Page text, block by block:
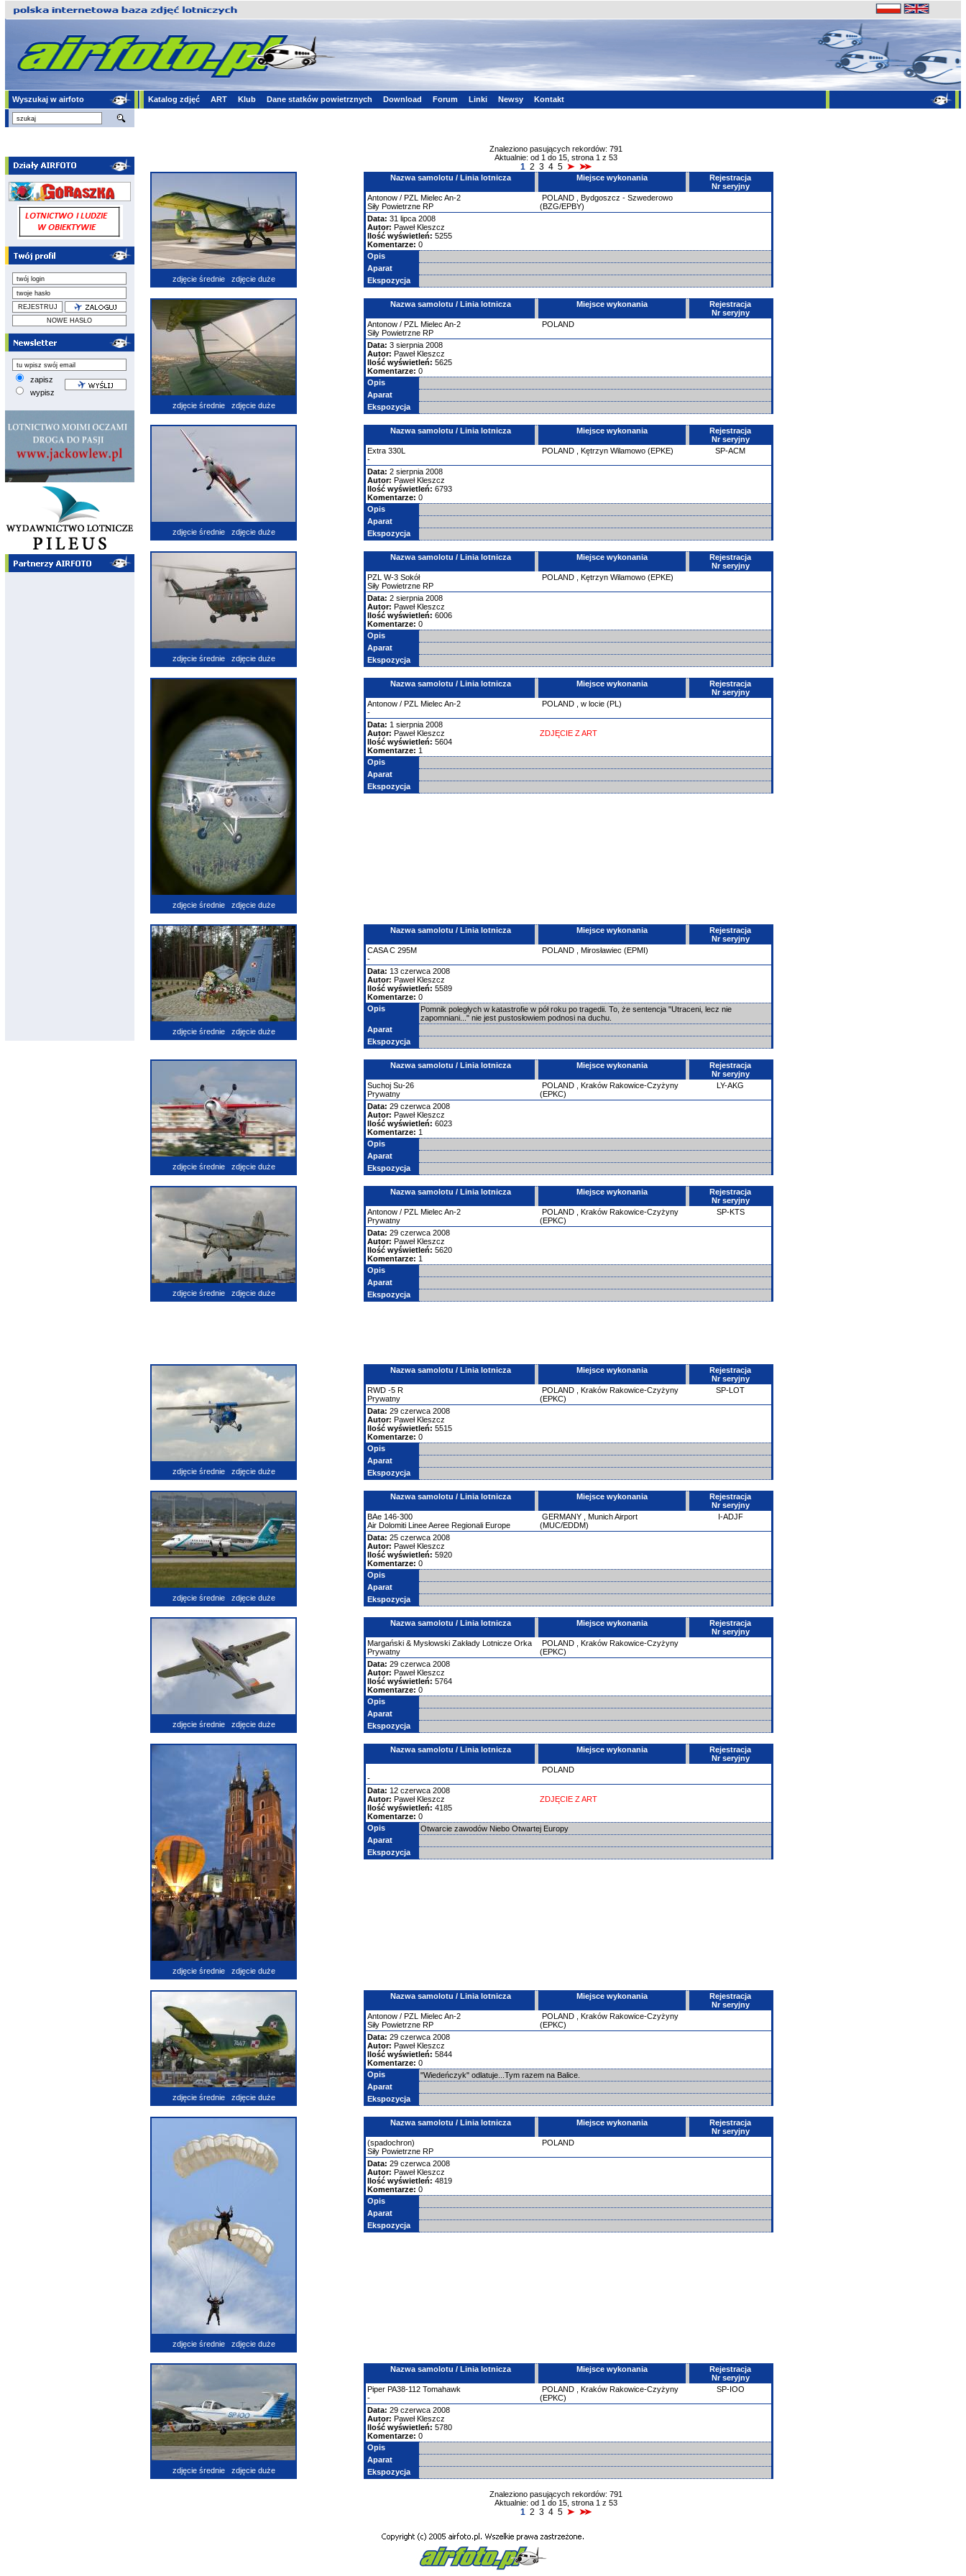
Wyszukaj w airfoto Katalog zdjęć ART Klub Dane statków powietrznych Download Forum Linki Newsy Kontakt
zapisz
wypisz
Znaleziono pasujących rekordów: 791
Aktualnie: od 1 do 15, strona 1 z 53
1 2 3 4 5
zdjęcie średnie zdjęcie duże
Nazwa samolotu / Linia lotnicza Miejsce wykonania
Rejestracja
Nr seryjny
Antonow / PZL Mielec An-2
Siły Powietrzne RP
POLAND
Bydgoszcz - Szwederowo
(BZG/EPBY)
Data: 31 lipca 2008
Autor: Paweł Kleszcz
Ilość wyświetleń: 5255
Komentarze: 0
Opis
Aparat
Ekspozycja
zdjęcie średnie zdjęcie duże
Nazwa samolotu / Linia lotnicza Miejsce wykonania
Rejestracja
Nr seryjny
Antonow / PZL Mielec An-2
Siły Powietrzne RP
POLAND
Data: 3 sierpnia 2008
Autor: Paweł Kleszcz
Ilość wyświetleń: 5625
Komentarze: 0
Opis
Aparat
Ekspozycja
zdjęcie średnie zdjęcie duże
Nazwa samolotu / Linia lotnicza Miejsce wykonania
Rejestracja
Nr seryjny
Extra 330L
-
POLAND Kętrzyn Wilamowo (EPKE) SP-ACM
Data: 2 sierpnia 2008
Autor: Paweł Kleszcz
Ilość wyświetleń: 6793
Komentarze: 0
Opis
Aparat
Ekspozycja
zdjęcie średnie zdjęcie duże
Nazwa samolotu / Linia lotnicza Miejsce wykonania
Rejestracja
Nr seryjny
PZL W-3 Sokół
Siły Powietrzne RP
POLAND Kętrzyn Wilamowo (EPKE)
Data: 2 sierpnia 2008
Autor: Paweł Kleszcz
Ilość wyświetleń: 6006
Komentarze: 0
Opis
Aparat
Ekspozycja
zdjęcie średnie zdjęcie duże
Nazwa samolotu / Linia lotnicza Miejsce wykonania
Rejestracja
Nr seryjny
Antonow / PZL Mielec An-2
-
POLAND w locie (PL)
Data: 1 sierpnia 2008
Autor: Paweł Kleszcz
Ilość wyświetleń: 5604
Komentarze: 1
ZDJĘCIE Z ART
Opis
Aparat
Ekspozycja
zdjęcie średnie zdjęcie duże
Nazwa samolotu / Linia lotnicza Miejsce wykonania
Rejestracja
Nr seryjny
CASA C 295M
-
POLAND Mirosławiec (EPMI)
Data: 13 czerwca 2008
Autor: Paweł Kleszcz
Ilość wyświetleń: 5589
Komentarze: 0
Opis
Pomnik poległych w katastrofie w pół roku po tragedii. To, że sentencja "Utraceni, lecz nie
zapomniani..." nie jest pustosłowiem podnosi na duchu.
Aparat
Ekspozycja
zdjęcie średnie zdjęcie duże
Nazwa samolotu / Linia lotnicza Miejsce wykonania
Rejestracja
Nr seryjny
Suchoj Su-26
Prywatny
POLAND
Kraków Rakowice-Czyżyny
(EPKC)
LY-AKG
Data: 29 czerwca 2008
Autor: Paweł Kleszcz
Ilość wyświetleń: 6023
Komentarze: 1
Opis
Aparat
Ekspozycja
zdjęcie średnie zdjęcie duże
Nazwa samolotu / Linia lotnicza Miejsce wykonania
Rejestracja
Nr seryjny
Antonow / PZL Mielec An-2
Prywatny
POLAND
Kraków Rakowice-Czyżyny
(EPKC)
SP-KTS
Data: 29 czerwca 2008
Autor: Paweł Kleszcz
Ilość wyświetleń: 5620
Komentarze: 1
Opis
Aparat
Ekspozycja
zdjęcie średnie zdjęcie duże
Nazwa samolotu / Linia lotnicza Miejsce wykonania
Rejestracja
Nr seryjny
RWD -5 R
Prywatny
POLAND
Kraków Rakowice-Czyżyny
(EPKC)
SP-LOT
Data: 29 czerwca 2008
Autor: Paweł Kleszcz
Ilość wyświetleń: 5515
Komentarze: 0
Opis
Aparat
Ekspozycja
zdjęcie średnie zdjęcie duże
Nazwa samolotu / Linia lotnicza Miejsce wykonania
Rejestracja
Nr seryjny
BAe 146-300
Air Dolomiti Linee Aeree Regionali Europe
GERMANY
Munich Airport
(MUC/EDDM)
I-ADJF
Data: 25 czerwca 2008
Autor: Paweł Kleszcz
Ilość wyświetleń: 5920
Komentarze: 0
Opis
Aparat
Ekspozycja
zdjęcie średnie zdjęcie duże
Nazwa samolotu / Linia lotnicza Miejsce wykonania
Rejestracja
Nr seryjny
Margański & Mysłowski Zakłady Lotnicze Orka
Prywatny
POLAND
Kraków Rakowice-Czyżyny
(EPKC)
Data: 29 czerwca 2008
Autor: Paweł Kleszcz
Ilość wyświetleń: 5764
Komentarze: 0
Opis
Aparat
Ekspozycja
zdjęcie średnie zdjęcie duże
Nazwa samolotu / Linia lotnicza Miejsce wykonania
Rejestracja
Nr seryjny
-
POLAND
Data: 12 czerwca 2008
Autor: Paweł Kleszcz
Ilość wyświetleń: 4185
Komentarze: 0
ZDJĘCIE Z ART
Opis
Otwarcie zawodów Niebo Otwartej Europy
Aparat
Ekspozycja
zdjęcie średnie zdjęcie duże
Nazwa samolotu / Linia lotnicza Miejsce wykonania
Rejestracja
Nr seryjny
Antonow / PZL Mielec An-2
Siły Powietrzne RP
POLAND
Kraków Rakowice-Czyżyny
(EPKC)
Data: 29 czerwca 2008
Autor: Paweł Kleszcz
Ilość wyświetleń: 5844
Komentarze: 0
Opis
"Wiedeńczyk" odlatuje...Tym razem na Balice.
Aparat
Ekspozycja
zdjęcie średnie zdjęcie duże
Nazwa samolotu / Linia lotnicza Miejsce wykonania
Rejestracja
Nr seryjny
(spadochron)
Siły Powietrzne RP
POLAND
Data: 29 czerwca 2008
Autor: Paweł Kleszcz
Ilość wyświetleń: 4819
Komentarze: 0
Opis
Aparat
Ekspozycja
zdjęcie średnie zdjęcie duże
Nazwa samolotu / Linia lotnicza Miejsce wykonania
Rejestracja
Nr seryjny
Piper PA38-112 Tomahawk
-
POLAND
Kraków Rakowice-Czyżyny
(EPKC)
SP-IOO
Data: 29 czerwca 2008
Autor: Paweł Kleszcz
Ilość wyświetleń: 5780
Komentarze: 0
Opis
Aparat
Ekspozycja
Znaleziono pasujących rekordów: 791
Aktualnie: od 1 do 15, strona 1 z 53
1 2 3 4 5